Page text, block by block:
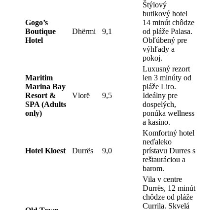
Gogo’s
Boutique
Hotel
Dhërmi 9,1
Štýlový
butikový hotel
14 minút chôdze
od pláže Palasa.
Obľúbený pre
výhľady a
pokoj.
Maritim
Marina Bay
Resort &
SPA (Adults
only)
Vlorë 9,5
Luxusný rezort
len 3 minúty od
pláže Liro.
Ideálny pre
dospelých,
ponúka wellness
a kasíno.
Hotel Kloest Durrës 9,0
Komfortný hotel
neďaleko
prístavu Durres s
reštauráciou a
barom.
Vila v centre
Durrës, 12 minút
chôdze od pláže
Currila. Skvelá